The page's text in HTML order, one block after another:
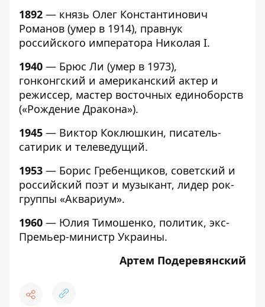
1892 — князь Олег Константинович
Романов (умер в 1914), правнук
российского императора Николая I.
1940 — Брюс Ли (умер в 1973),
гонконгский и американский актер и
режиссер, мастер восточных единоборств
(«Рождение Дракона»).
1945 — Виктор Коклюшкин, писатель-
сатирик и телеведущий.
1953 — Борис Гребенщиков, советский и
российский поэт и музыкант, лидер рок-
группы «Аквариум».
1960 — Юлия Тимошенко, политик, экс-
Премьер-министр Украины.
Артем Подеревянский